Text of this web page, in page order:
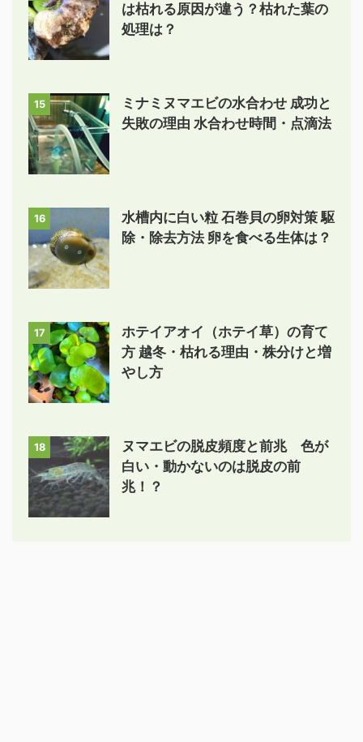
は枯れる原因が違う？枯れた葉の
処理は？
15
ミナミヌマエビの水合わせ 成功と
失敗の理由 水合わせ時間・点滴法
16
水槽内に白い粒 石巻貝の卵対策 駆
除・除去方法 卵を食べる生体は？
17
ホテイアオイ（ホテイ草）の育て
方 越冬・枯れる理由・株分けと増
やし方
18
ヌマエビの脱皮頻度と前兆 色が
白い・動かないのは脱皮の前
兆！？